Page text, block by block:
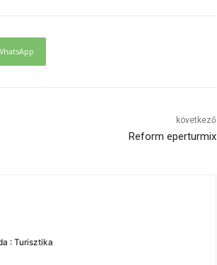
következő
Reform eperturmix
: Turisztika